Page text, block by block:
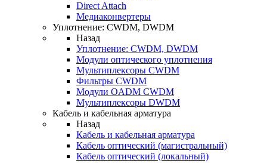
Direct Attach
Медиаконвертеры
Уплотнение: CWDM, DWDM
Назад
Уплотнение: CWDM, DWDM
Модули оптического уплотнения
Мультиплексоры CWDM
Фильтры CWDM
Модули OADM CWDM
Мультиплексоры DWDM
Кабель и кабельная арматура
Назад
Кабель и кабельная арматура
Кабель оптический (магистральный)
Кабель оптический (локальный)